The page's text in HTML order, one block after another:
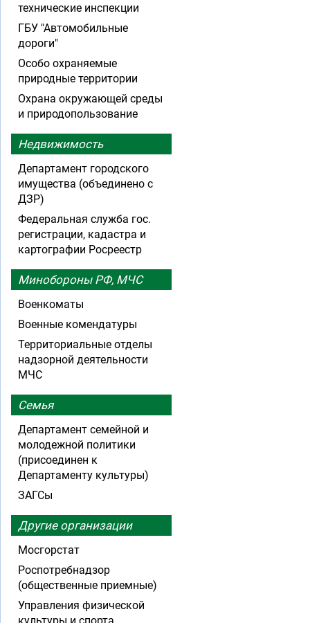
технические инспекции
ГБУ "Автомобильные
дороги"
Особо охраняемые
природные территории
Охрана окружающей среды
и природопользование
Недвижимость
Департамент городского
имущества (объединено с
ДЗР)
Федеральная служба гос.
регистрации, кадастра и
картографии Росреестр
Минобороны РФ, МЧС
Военкоматы
Военные комендатуры
Территориальные отделы
надзорной деятельности
МЧС
Семья
Департамент семейной и
молодежной политики
(присоединен к
Департаменту культуры)
ЗАГСы
Другие организации
Мосгорстат
Роспотребнадзор
(общественные приемные)
Управления физической